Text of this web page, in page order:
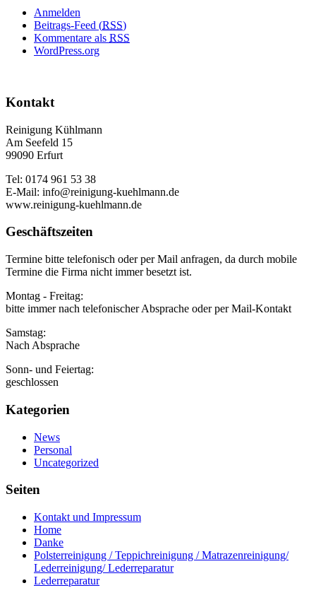
Anmelden
Beitrags-Feed (RSS)
Kommentare als RSS
WordPress.org
Kontakt
Reinigung Kühlmann
Am Seefeld 15
99090 Erfurt
Tel: 0174 961 53 38
E-Mail: info@reinigung-kuehlmann.de
www.reinigung-kuehlmann.de
Geschäftszeiten
Termine bitte telefonisch oder per Mail anfragen, da durch mobile
Termine die Firma nicht immer besetzt ist.
Montag - Freitag:
bitte immer nach telefonischer Absprache oder per Mail-Kontakt
Samstag:
Nach Absprache
Sonn- und Feiertag:
geschlossen
Kategorien
News
Personal
Uncategorized
Seiten
Kontakt und Impressum
Home
Danke
Polsterreinigung / Teppichreinigung / Matrazenreinigung/
Lederreinigung/ Lederreparatur
Lederreparatur